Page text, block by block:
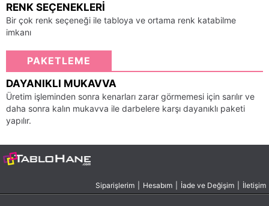
RENK SEÇENEKLERI
Bir çok renk seçeneği ile tabloya ve ortama renk katabilme
imkanı
PAKETLEME
DAYANIKLI MUKAVVA
Üretim işleminden sonra kenarları zarar görmemesi için sarılır ve
daha sonra kalın mukavva ile darbelere karşı dayanıklı paketi
yapılır.
Siparişlerim Hesabım İade ve Değişim İletişim